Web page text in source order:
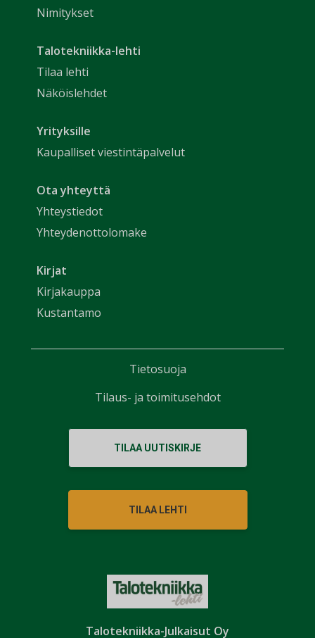
Talotekniikka-Julkaisut Oy
Nimitykset
Talotekniikka-lehti
Tilaa lehti
Näköislehdet
Yrityksille
Kaupalliset viestintäpalvelut
Ota yhteyttä
Yhteystiedot
Yhteydenottolomake
Kirjat
Kirjakauppa
Kustantamo
TILAA UUTISKIRJE
TILAA LEHTI
Tietosuoja
Tilaus- ja toimitusehdot